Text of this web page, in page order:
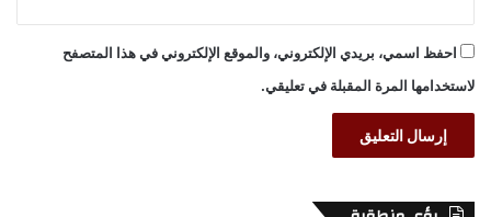
احفظ اسمي، بريدي الإلكتروني، والموقع الإلكتروني في هذا المتصفح
لاستخدامها المرة المقبلة في تعليقي.